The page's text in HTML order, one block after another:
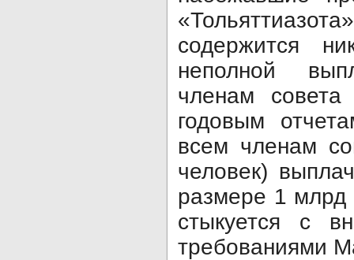
содержится
неполной
членам совета
годовым
всем членам
человек)
размере 1 млрд
стыкуется с
требованиями